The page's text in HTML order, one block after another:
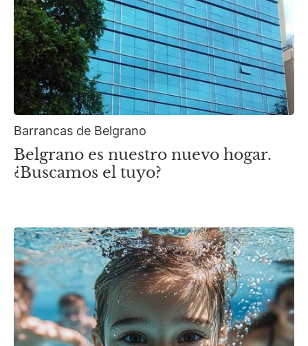
Barrancas de Belgrano
Belgrano es nuestro nuevo hogar.
¿Buscamos el tuyo?